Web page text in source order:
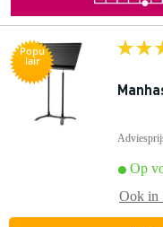
Popu
lair
Op
Ook in